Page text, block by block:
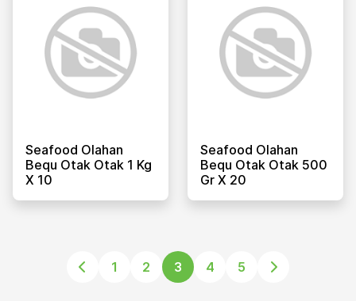
Seafood Olahan
Bequ Otak Otak 1 Kg
X 10
Seafood Olahan
Bequ Otak Otak 500
Gr X 20
1 2 3 4 5